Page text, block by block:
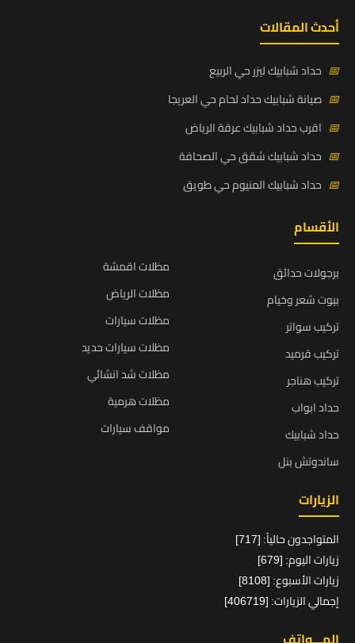
أحدث المقالات
📅 حداد شبابيك ليزر حي الربيع
📅 صيانة شبابيك حداد لحام حي العريجا
📅 اقرب حداد شبابيك عرقة الرياض
📅 حداد شبابيك شقق حي الصحافة
📅 حداد شبابيك المنيوم حي طويق
الأقسام
برجولات حدائق
بيوت شعر وخيام
تركيب سواتر
تركيب قرميد
تركيب هناجر
حداد ابواب
حداد شبابيك
ساندوتش بنل
مظلات اقمشة
مظلات الرياض
مظلات سيارات
مظلات سيارات حديد
مظلات شد انشائي
مظلات هرمية
مواقف سيارات
الزيارات
المتواجدون حالياً: [717]
زيارات اليوم: [679]
زيارات الأسبوع: [8108]
إجمالي الزيارات: [406719]